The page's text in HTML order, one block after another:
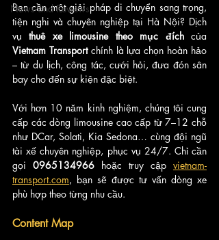
News and Reviews
Bạn cần một giải pháp di chuyển sang trọng,
tiện nghi và chuyên nghiệp tại Hà Nội? Dịch
vụ thuê xe limousine theo mục đích
Vietnam Transport chính là lựa chọn hoàn hảo
– từ du lịch, công tác, cưới hỏi, đưa đón sân
bay cho đến sự kiện đặc biệt.
Với hơn 10 năm kinh nghiệm, chúng tôi cung
cấp các dòng limousine cao cấp từ 7–12 chỗ
như DCar, Solati, Kia Sedona… cùng đội ngũ
tài xế chuyên nghiệp, phục vụ 24/7. Chỉ cần
gọi 0965134966 hoặc truy cập vietnam-
transport.com, bạn sẽ được tư vấn dòng xe
phù hợp theo từng nhu cầu.
Content Map